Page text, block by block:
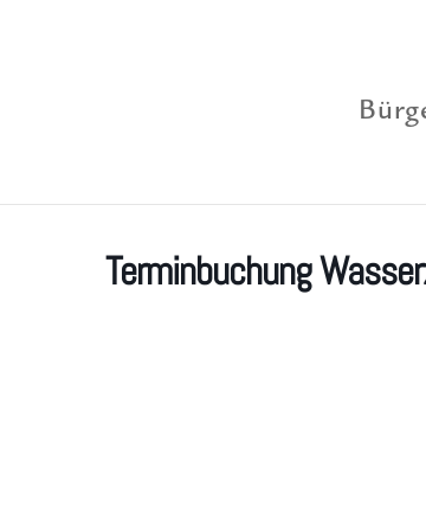
Terminbuchung